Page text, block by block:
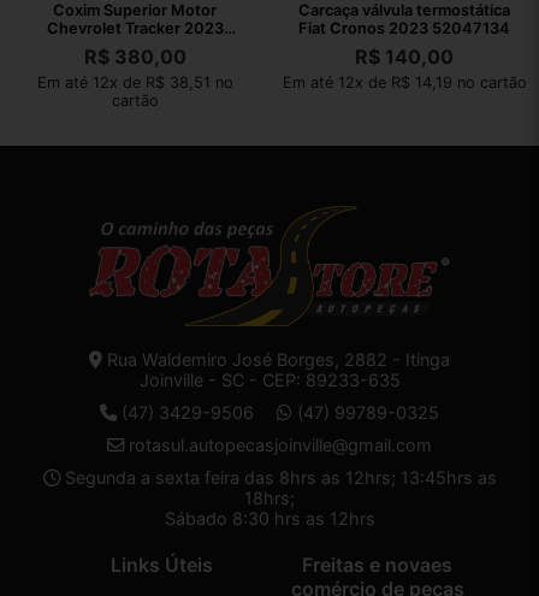
Coxim Superior Motor
Chevrolet Tracker 2023
AISi9Cu3Fe1
R$380,00
Em até 12x de R$ 38,51 no
cartão
Carcaça válvula termostática
Fiat Cronos 2023 52047134
R$ 140,00
Em até 12x de R$ 14,19 no cartão
Rua Waldemiro José Borges, 2882 - Itinga
Joinville - SC - CEP: 89233-635
(47) 3429-9506
(47) 99789-0325
rotasul.autopecasjoinville@gmail.com
Segunda a sexta feira das 8hrs as 12hrs; 13:45hrs as
18hrs;
Sábado 8:30 hrs as 12hrs
Links Úteis
Freitas e novaes
comércio de peças